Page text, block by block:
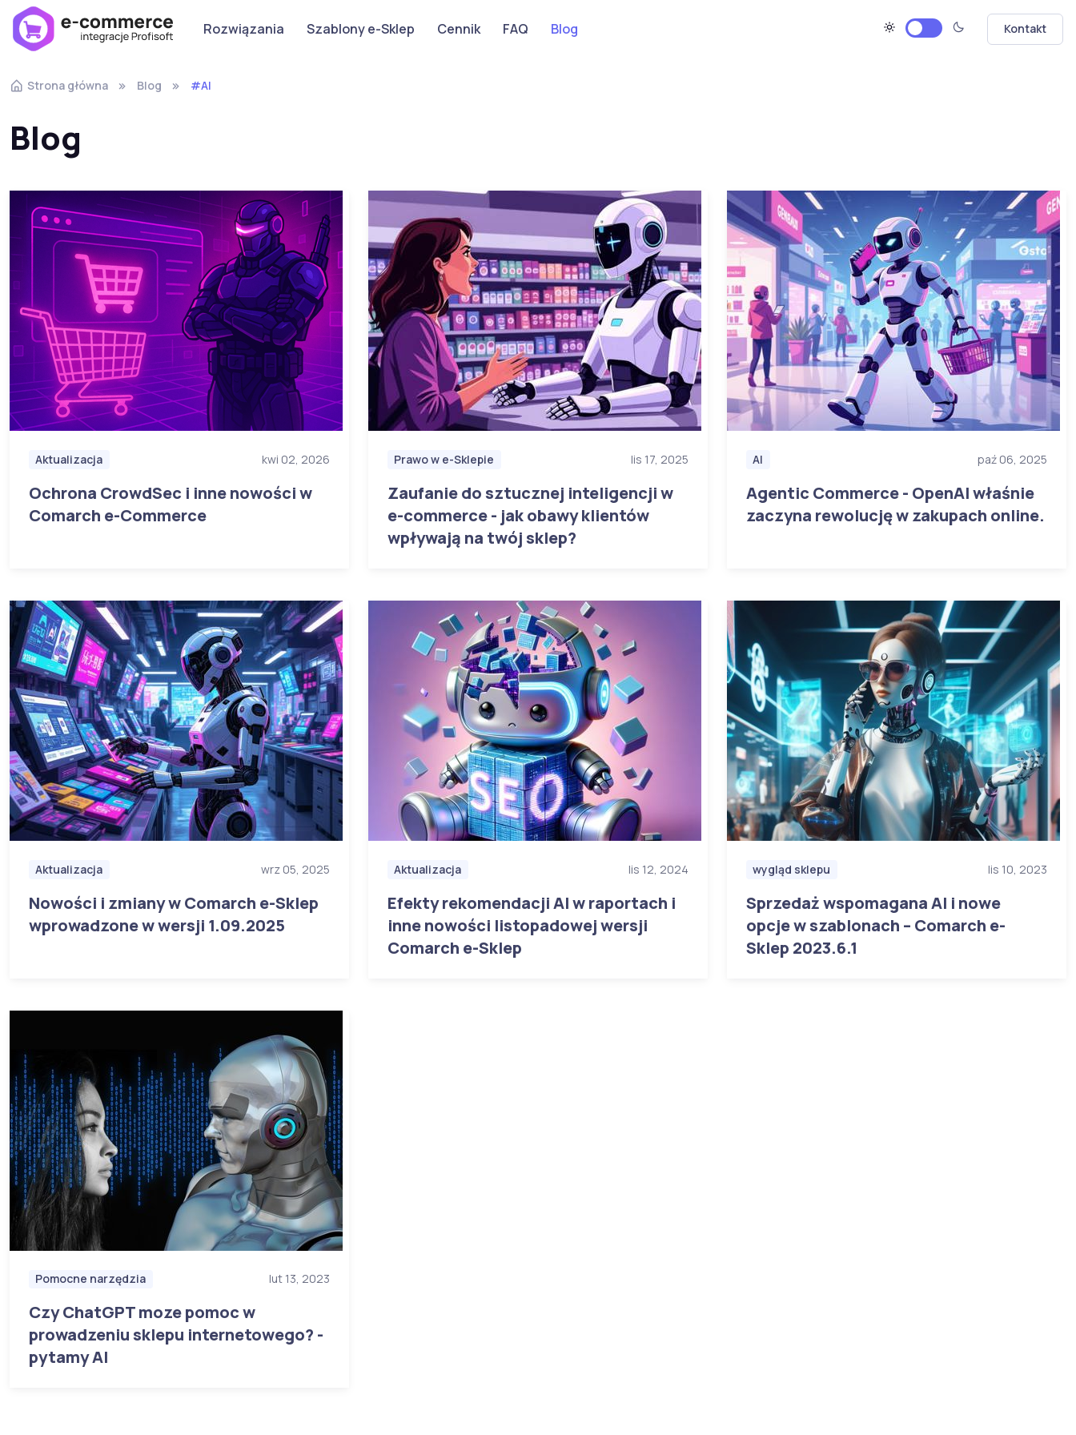
Rozwiązania Szablony e-Sklep Cennik FAQ Blog Kontakt
Strona główna Blog #AI
Blog
Aktualizacja kwi 02, 2026
Ochrona CrowdSec i inne nowości w
Comarch e-Commerce
Prawo w e-Sklepie lis 17, 2025
Zaufanie do sztucznej inteligencji w
e-commerce - jak obawy klientów
wpływają na twój sklep?
AI paź 06, 2025
Agentic Commerce - OpenAI właśnie
zaczyna rewolucję w zakupach online.
Aktualizacja wrz 05, 2025
Nowości i zmiany w Comarch e-Sklep
wprowadzone w wersji 1.09.2025
Aktualizacja lis 12, 2024
Efekty rekomendacji AI w raportach i
inne nowości listopadowej wersji
Comarch e-Sklep
wygląd sklepu lis 10, 2023
Sprzedaż wspomagana AI i nowe
opcje w szablonach – Comarch e-
Sklep 2023.6.1
Pomocne narzędzia lut 13, 2023
Czy ChatGPT moze pomoc w
prowadzeniu sklepu internetowego? -
pytamy AI